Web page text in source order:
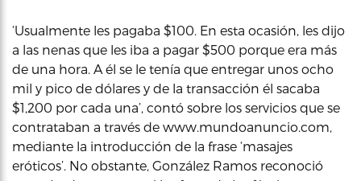
‘Usualmente les pagaba $100. En esta ocasión, les dijo
a las nenas que les iba a pagar $500 porque era más
de una hora. A él se le tenía que entregar unos ocho
mil y pico de dólares y de la transacción él sacaba
$1,200 por cada una’, contó sobre los servicios que se
contrataban a través de www.mundoanuncio.com,
mediante la introducción de la frase ‘masajes
eróticos’. No obstante, González Ramos reconoció